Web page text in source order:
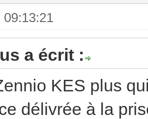
09:13:21
a écrit :
KES plus
délivrée à la